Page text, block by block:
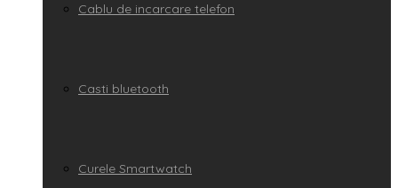
Cablu de incarcare telefon
Casti bluetooth
Curele Smartwatch